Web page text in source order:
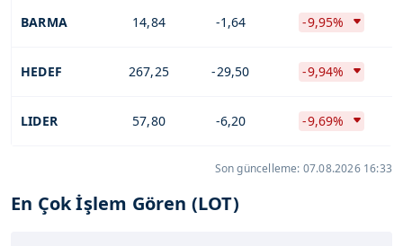
BARMA 14,84 -1,64 -9,95%
HEDEF 267,25 -29,50 -9,94%
LIDER 57,80 -6,20 -9,69%
Son güncelleme: 07.08.2026 16:33
En Çok İşlem Gören (LOT)